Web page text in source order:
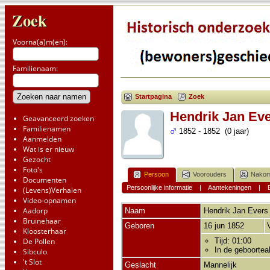
Zoek
Voorna(a)m(en):
Familienaam:
Geavanceerd zoeken
Familienamen
Aanmelden
Wat is er nieuw
Gezocht
Foto's
Documenten
(Levens)Verhalen
Video-opnamen
Aadorp
Bruinehaar
Kloosterhaar
De Pollen
Sibculo
't Slot
Startpagina Zoek
Hendrik Jan
1852 - 1852 (0 jaar)
Persoon Voorouders
Persoonlijke informatie| Aantekeningen|
Naam Hendrik Jan Evers
Geboren
16 jun 1852
Tijd: 01:00
In de
Geslacht
Mannelijk